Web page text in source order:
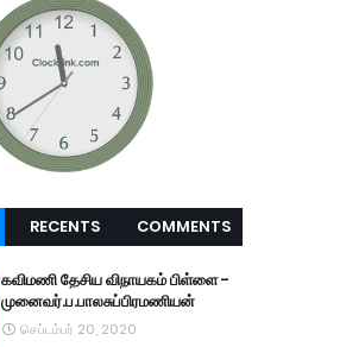
RECENTS COMMENTS
கவிமணி தேசிய விநாயகம் பிள்ளை -
முனைவர்.ப.பாலசுப்பிரமணியன்
செப்டம்பர் 20, 2020